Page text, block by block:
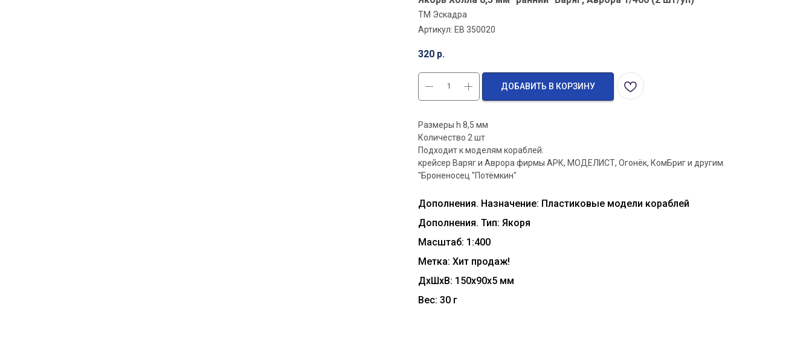
ТМ Эскадра
Артикул: EB 350020
320 р.
ДОБАВИТЬ В КОРЗИНУ
Размеры h 8,5 мм
Количество 2 шт
Подходит к моделям кораблей:
крейсер Варяг и Аврора фирмы АРК, МОДЕЛИСТ, Огонёк, КомБриг и другим.
"Броненосец "Потёмкин"
Дополнения. Назначение: Пластиковые модели кораблей
Дополнения. Тип: Якоря
Масштаб: 1:400
Метка: Хит продаж!
ДxШxВ: 150x90x5 мм
Вес: 30 г